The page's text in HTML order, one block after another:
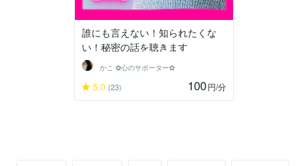
誰にも言えない！知られたくな
い！秘密の話を聴きます
かこ ✿心のサポーター✿
5.0 (23) 100円/分